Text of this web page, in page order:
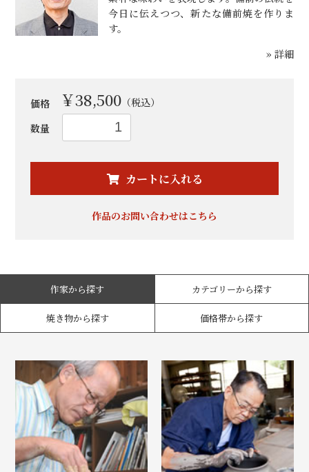
今日に伝えつつ、新たな備前焼を作りま
す。
» 詳細
価格 ￥38,500 （税込）
数量
カートに入れる
作品のお問い合わせはこちら
作家から探す カテゴリーから探す
焼き物から探す 価格帯から探す